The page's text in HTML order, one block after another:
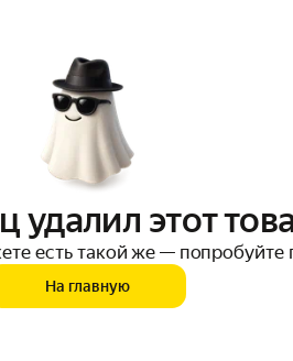
удалил этот
есть такой же — попробуйте
На главную